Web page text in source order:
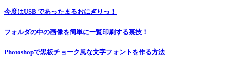
今度はUSB であったまるおにぎりっ！
フォルダの中の画像を簡単に一覧印刷する裏技！
Photoshopで黒板チョーク風な文字フォントを作る方法